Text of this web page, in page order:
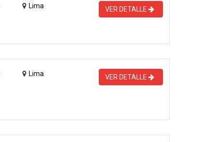
Lima VER DETALLE
Lima VER DETALLE